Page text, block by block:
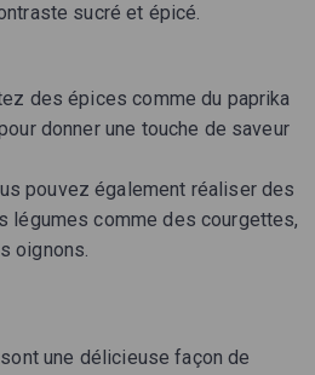
sucré et épicé.
des épices comme du paprika
donner une touche de saveur
pouvez également réaliser des
légumes comme des courgettes,
oignons.
une délicieuse façon de